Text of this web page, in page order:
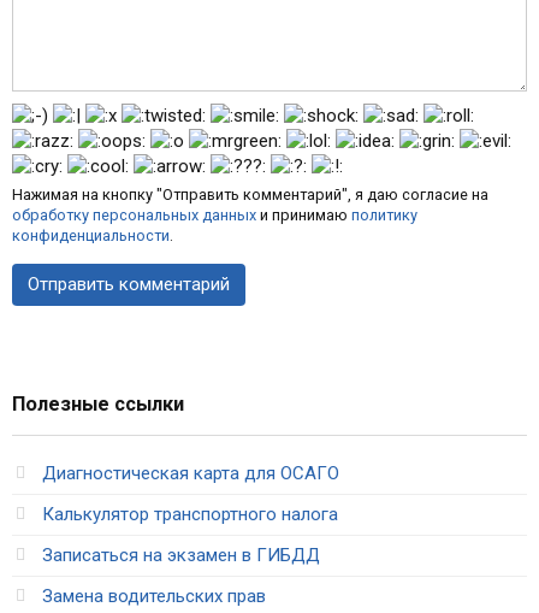
Нажимая на кнопку "Отправить комментарий", я даю согласие на
обработку персональных данных и принимаю политику
конфиденциальности.
Полезные ссылки
Диагностическая карта для ОСАГО
Калькулятор транспортного налога
Записаться на экзамен в ГИБДД
Замена водительских прав